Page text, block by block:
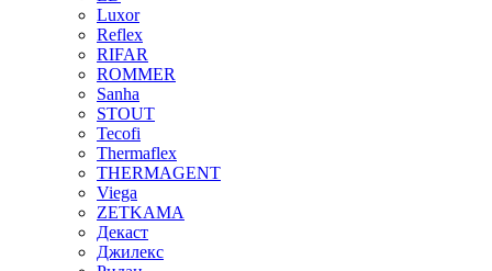
Luxor
Reflex
RIFAR
ROMMER
Sanha
STOUT
Tecofi
Thermaflex
THERMAGENT
Viega
ZETKAMA
Декаст
Джилекс